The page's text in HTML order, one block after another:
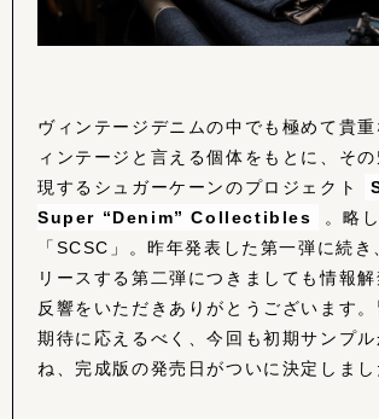
ヴィンテージデニムの中でも極めて貴
ィンテージと言える個体をもとに、そ
現するシュガーケーンのプロジェクト
Super “Denim” Collectibles
。略
「SCSC」。昨年発表した第一弾に続
リースする第二弾につきましても情報
反響をいただきありがとうございます
期待に応えるべく、今回も初期サンプ
ね、完成版の発売日がついに決定しまし